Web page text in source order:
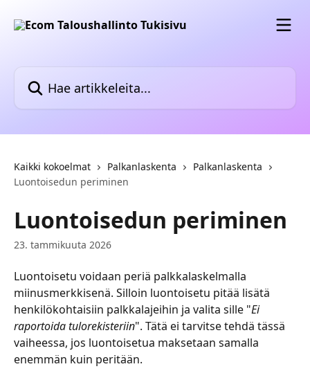
Kaikki kokoelmat Palkanlaskenta
Palkanlaskenta
Luontoisedun periminen
Luontoisedun periminen
23. tammikuuta 2026
Luontoisetu voidaan periä palkkalaskelmalla
miinusmerkkisenä. Silloin luontoisetu pitää lisätä
henkilökohtaisiin palkkalajeihin ja valita sille "Ei
raportoida tulorekisteriin". Tätä ei tarvitse tehdä tässä
vaiheessa, jos luontoisetua maksetaan samalla
enemmän kuin peritään.